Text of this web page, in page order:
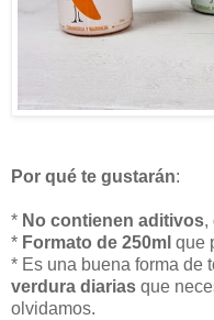
Por qué te gustarán:
* No contienen aditivos,
* Formato de 250ml que
* Es una buena forma de
verdura diarias que
olvidamos.